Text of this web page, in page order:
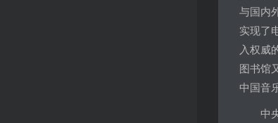
与国内
实现了
入权威
图书馆
中国音
中央